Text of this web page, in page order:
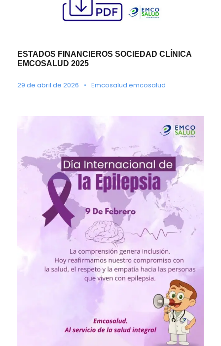
ESTADOS FINANCIEROS SOCIEDAD CLÍNICA
EMCOSALUD 2025
29 de abril de 2026 • Emcosalud emcosalud